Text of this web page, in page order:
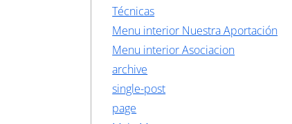
Técnicas
Menu interior Nuestra Aportación
Menu interior Asociacion
archive
single-post
page